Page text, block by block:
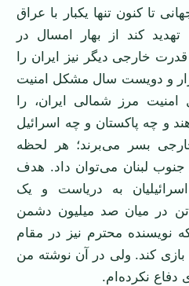
تا کنون تنها يکبار با عراق
کند از بهار امسال در
خارجی ديگر نيز ايران را
و دويست سال مشکل امنيت
مرز شمالی ايران، را
و چه پاکستان و چه اسرائيل
بسر می‌برند؛ هر لحظه
لبنان می‌توان داد. هدف
به درياست و يک
تن در ميان صد ميليون دشمن
نويسنده محترم نيز در مقام
بازی کند. ولی در آن نوشته من
نکرده‌ام.